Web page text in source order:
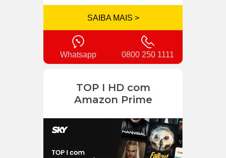
SAIBA MAIS >
Whatsapp 0800 250 1111
TOP I HD com
Amazon Prime